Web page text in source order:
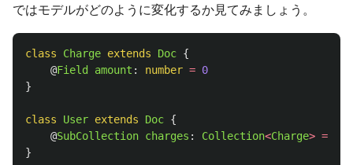
ではモデルがどのように変化するか見てみましょう。
class Charge extends Doc {
@Field amount : number = 0
}
class User extends Doc {
@SubCollection charges : Collection<Charge> =
}